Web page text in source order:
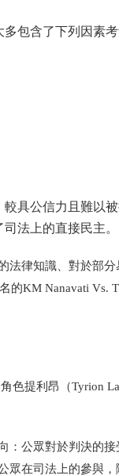
包含了下列因素考
具公信力且難以
法上的直接民主。
法律知識、對於部
的KM Nanavati Vs.
色提利昂 （Tyrion
：公眾對於判決的接
眾在司法上的參與